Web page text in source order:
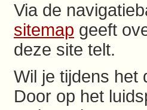
Via de
sitemap geeft
deze site telt.
Wil je tijdens het
Door op het